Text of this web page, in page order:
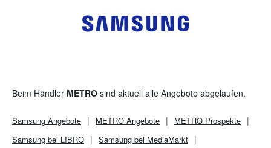
Beim Händler METRO sind aktuell alle Angebote abgelaufen.
Samsung Angebote METRO Angebote METRO Prospekte
Samsung bei LIBRO
Samsung bei MediaMarkt